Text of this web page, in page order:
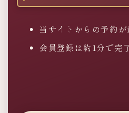
当サイトからの予約
会員登録は約1分で完